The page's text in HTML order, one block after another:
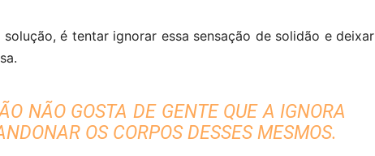
é tentar ignorar essa sensação de solidão e deixar
NÃO GOSTA DE GENTE QUE A IGNORA
OS CORPOS DESSES MESMOS.